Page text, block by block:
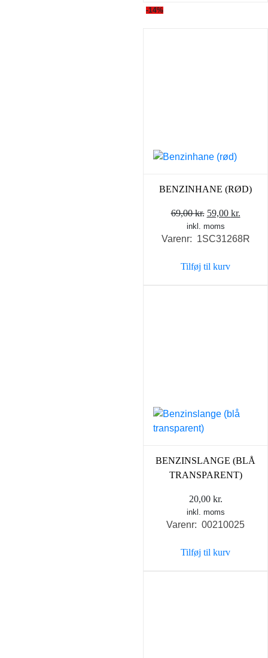
-14%
BENZINHANE (RØD)
69,00kr. Den
oprindelige
pris
69,00 kr..
59,00 kr.
pris
inkl. moms
Varenr: 1SC31268R
Tilføj til kurv
BENZINSLANGE (BLÅ
TRANSPARENT)
20,00 kr.
inkl. moms
Varenr: 00210025
Tilføj til kurv